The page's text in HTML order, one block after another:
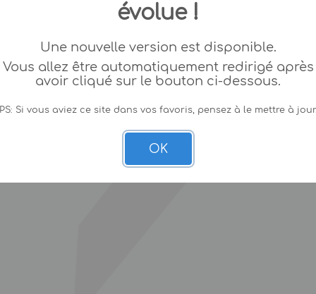
évolue !
Une nouvelle version est disponible.
Vous allez être automatiquement redirigé après
avoir cliqué sur le bouton ci-dessous.
PS: Si vous aviez ce site dans vos favoris, pensez à le mettre à
OK